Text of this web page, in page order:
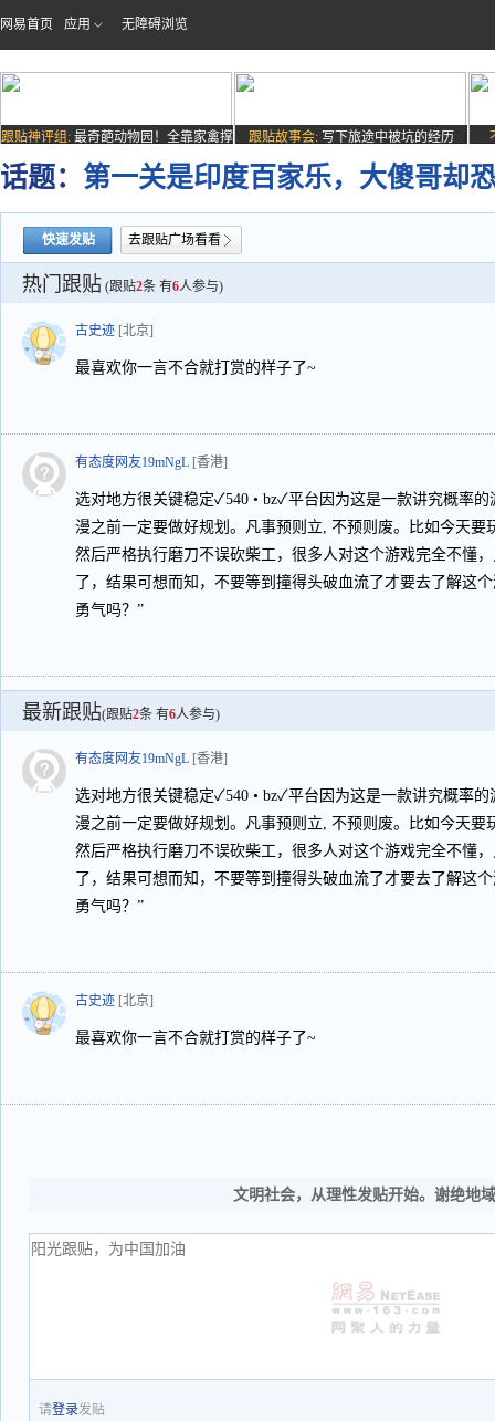
网易首页 应用 无障碍浏览
跟贴神评组: 最奇葩动物园！全靠家禽撑
场子
跟贴故事会: 写下旅途中被坑的经历
话题： 第一关是印度百家乐，大傻哥却
快速发贴 去跟贴广场看看
热门跟贴 (跟贴2条 有6人参与)
古史迹 [北京]
最喜欢你一言不合就打赏的样子了~
有态度网友19mNgL [香港]
选对地方很关键稳定✓540 • bz✓平台因为这是一款讲究概率
漫之前一定要做好规划。凡事预则立, 不预则废。比如今天要
然后严格执行磨刀不误砍柴工，很多人对这个游戏完全不懂
了，结果可想而知，不要等到撞得头破血流了才要去了解这
勇气吗？”
最新跟贴(跟贴2条 有6人参与)
有态度网友19mNgL [香港]
选对地方很关键稳定✓540 • bz✓平台因为这是一款讲究概率
漫之前一定要做好规划。凡事预则立, 不预则废。比如今天要
然后严格执行磨刀不误砍柴工，很多人对这个游戏完全不懂
了，结果可想而知，不要等到撞得头破血流了才要去了解这
勇气吗？”
古史迹 [北京]
最喜欢你一言不合就打赏的样子了~
文明社会，从理性发贴开始。谢绝地
请登录发贴